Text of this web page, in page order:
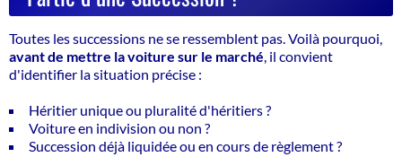
Toutes les successions ne se ressemblent pas. Voilà pourquoi,
avant de mettre la voiture sur le marché , il convient
d'identifier la situation précise :
Héritier unique ou pluralité d'héritiers ?
Voiture en indivision ou non ?
Succession déjà liquidée ou en cours de règlement ?